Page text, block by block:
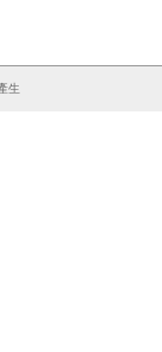
生